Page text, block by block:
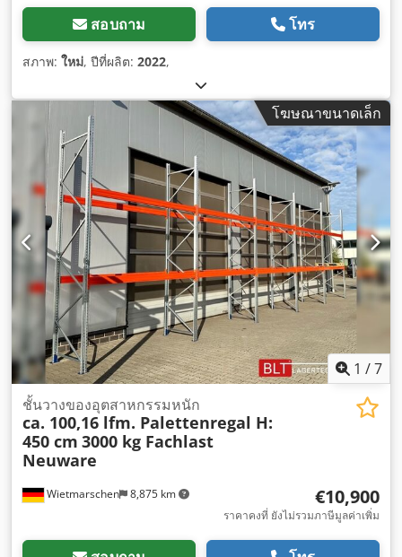
สอบถาม โทร
สภาพ: ใหม่, ปีที่ผลิต: 2022,
โฆษณาขนาดเล็ก
1 /7
Wietmarschen 8,875 km
ชั้นวางของอุตสาหกรรมหนัก
ca. 100,16 lfm. Palettenregal H:
450 cm 3000 kg Fachlast
Neuware
€10,900
ราคาคงที่ ยังไม่รวมภาษีมูลค่าเพิ่ม